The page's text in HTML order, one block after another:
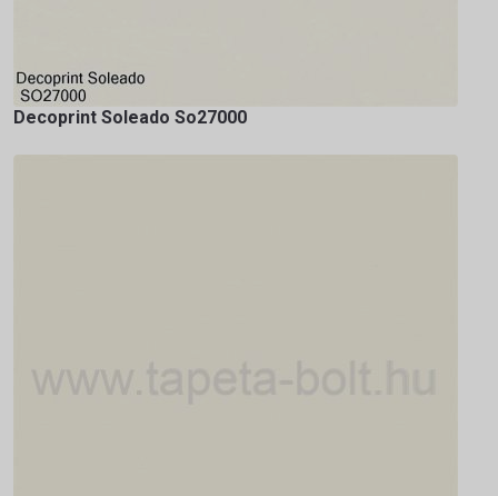
Decoprint Soleado So27000